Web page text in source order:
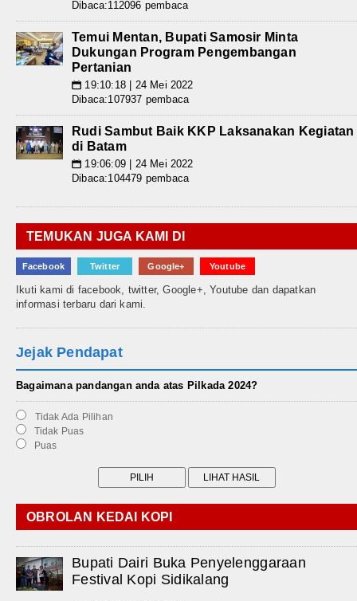
Dibaca:112096 pembaca
Temui Mentan, Bupati Samosir Minta
Dukungan Program Pengembangan
Pertanian
📅 19:10:18 | 24 Mei 2022
Dibaca:107937 pembaca
Rudi Sambut Baik KKP Laksanakan Kegiatan
di Batam
📅 19:06:09 | 24 Mei 2022
Dibaca:104479 pembaca
TEMUKAN JUGA KAMI DI
Facebook Twitter Google+ Youtube
Ikuti kami di facebook, twitter, Google+, Youtube dan dapatkan
informasi terbaru dari kami.
Jejak Pendapat
Bagaimana pandangan anda atas Pilkada 2024?
Tidak Ada Pilihan
Tidak Puas
Puas
OBROLAN KEDAI KOPI
Bupati Dairi Buka Penyelenggaraan
Festival Kopi Sidikalang